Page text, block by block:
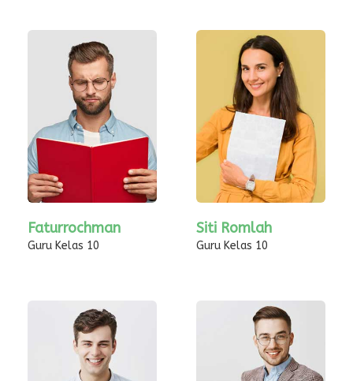
Faturrochman
Guru Kelas 10
Siti Romlah
Guru Kelas 10